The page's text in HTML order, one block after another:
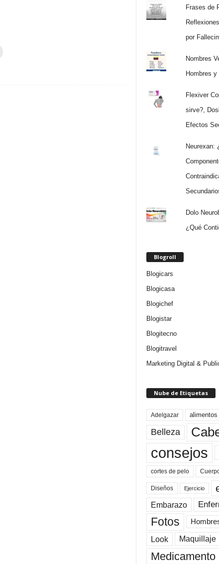
Frases de
por
Nombres
Hombres
Flexiver
sirve?,
Efectos
Neurexan:
Dolo
¿Qué
Blogroll
Blogicars
Blogicasa
Blogichef
Blogistar
Blogitecno
Blogitravel
Marketing Digital &
Nube de Etiquetas
Adelgazar alimentos
Belleza
consejos
cortes de pelo
Diseños Ejercicio
Embarazo
Fotos
Look Maquillaje
Medicamento